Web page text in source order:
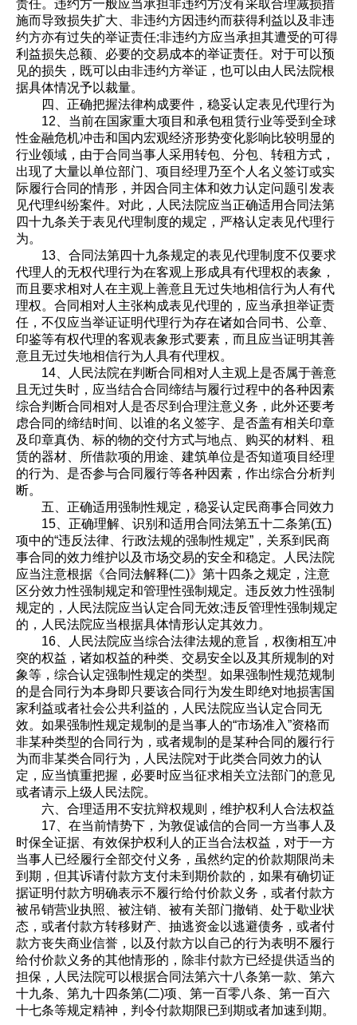
责任。违约方一般应当承担非违约方没有采取合理减损措
施而导致损失扩大、非违约方因违约而获得利益以及非违
约方亦有过失的举证责任;非违约方应当承担其遭受的可得
利益损失总额、必要的交易成本的举证责任。对于可以预
见的损失，既可以由非违约方举证，也可以由人民法院根
据具体情况予以裁量。
四、正确把握法律构成要件，稳妥认定表见代理行为
12、当前在国家重大项目和承包租赁行业等受到全球
性金融危机冲击和国内宏观经济形势变化影响比较明显的
行业领域，由于合同当事人采用转包、分包、转租方式，
出现了大量以单位部门、项目经理乃至个人名义签订或实
际履行合同的情形，并因合同主体和效力认定问题引发表
见代理纠纷案件。对此，人民法院应当正确适用合同法第
四十九条关于表见代理制度的规定，严格认定表见代理行
为。
13、合同法第四十九条规定的表见代理制度不仅要求
代理人的无权代理行为在客观上形成具有代理权的表象，
而且要求相对人在主观上善意且无过失地相信行为人有代
理权。合同相对人主张构成表见代理的，应当承担举证责
任，不仅应当举证证明代理行为存在诸如合同书、公章、
印鉴等有权代理的客观表象形式要素，而且应当证明其善
意且无过失地相信行为人具有代理权。
14、人民法院在判断合同相对人主观上是否属于善意
且无过失时，应当结合合同缔结与履行过程中的各种因素
综合判断合同相对人是否尽到合理注意义务，此外还要考
虑合同的缔结时间、以谁的名义签字、是否盖有相关印章
及印章真伪、标的物的交付方式与地点、购买的材料、租
赁的器材、所借款项的用途、建筑单位是否知道项目经理
的行为、是否参与合同履行等各种因素，作出综合分析判
断。
五、正确适用强制性规定，稳妥认定民商事合同效力
15、正确理解、识别和适用合同法第五十二条第(五)
项中的“违反法律、行政法规的强制性规定”，关系到民商
事合同的效力维护以及市场交易的安全和稳定。人民法院
应当注意根据《合同法解释(二)》第十四条之规定，注意
区分效力性强制规定和管理性强制规定。违反效力性强制
规定的，人民法院应当认定合同无效;违反管理性强制规定
的，人民法院应当根据具体情形认定其效力。
16、人民法院应当综合法律法规的意旨，权衡相互冲
突的权益，诸如权益的种类、交易安全以及其所规制的对
象等，综合认定强制性规定的类型。如果强制性规范规制
的是合同行为本身即只要该合同行为发生即绝对地损害国
家利益或者社会公共利益的，人民法院应当认定合同无
效。如果强制性规定规制的是当事人的“市场准入”资格而
非某种类型的合同行为，或者规制的是某种合同的履行行
为而非某类合同行为，人民法院对于此类合同效力的认
定，应当慎重把握，必要时应当征求相关立法部门的意见
或者请示上级人民法院。
六、合理适用不安抗辩权规则，维护权利人合法权益
17、在当前情势下，为敦促诚信的合同一方当事人及
时保全证据、有效保护权利人的正当合法权益，对于一方
当事人已经履行全部交付义务，虽然约定的价款期限尚未
到期，但其诉请付款方支付未到期价款的，如果有确切证
据证明付款方明确表示不履行给付价款义务，或者付款方
被吊销营业执照、被注销、被有关部门撤销、处于歇业状
态，或者付款方转移财产、抽逃资金以逃避债务，或者付
款方丧失商业信誉，以及付款方以自己的行为表明不履行
给付价款义务的其他情形的，除非付款方已经提供适当的
担保，人民法院可以根据合同法第六十八条第一款、第六
十九条、第九十四条第(二)项、第一百零八条、第一百六
十七条等规定精神，判令付款期限已到期或者加速到期。